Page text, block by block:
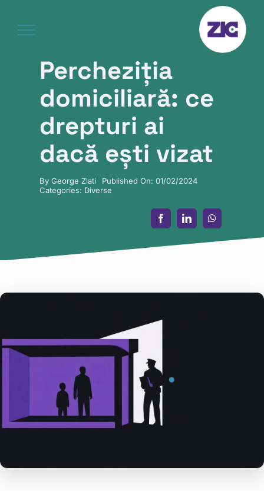
content
Percheziția
domiciliară: ce
drepturi ai
dacă ești vizat
ByGeorge Zlati
Published On: 01/02/2024
Categories: Diverse